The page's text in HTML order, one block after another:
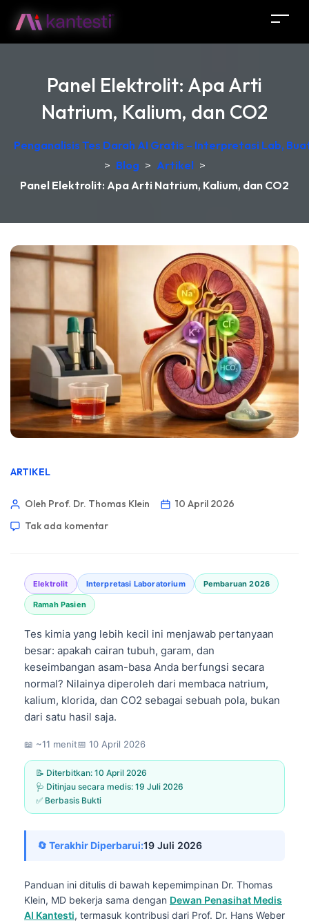
Panel Elektrolit: Apa Arti
Natrium, Kalium, dan CO2
Penganalisis Tes Darah AI Gratis – Interpretasi Lab,
> Blog > Artikel >
Panel Elektrolit: Apa Arti Natrium, Kalium, dan CO2
ARTIKEL
Oleh Prof. Dr. Thomas Klein
10 April 2026
Tak ada komentar
Elektrolit Interpretasi Laboratorium Pembaruan 2026
Ramah Pasien
Tes kimia yang lebih kecil ini menjawab pertanyaan
besar: apakah cairan tubuh, garam, dan
keseimbangan asam-basa Anda berfungsi secara
normal? Nilainya diperoleh dari membaca natrium,
kalium, klorida, dan CO2 sebagai sebuah pola, bukan
dari satu hasil saja.
📖 ~11 menit📅 10 April 2026
📝 Diterbitkan: 10 April 2026
🩺 Ditinjau secara medis: 19 Juli 2026
✅ Berbasis Bukti
🔄 Terakhir Diperbarui:19 Juli 2026
Panduan ini ditulis di bawah kepemimpinan Dr. Thomas
Klein, MD bekerja sama dengan Dewan Penasihat Medis
AI Kantesti, termasuk kontribusi dari Prof. Dr. Hans Weber